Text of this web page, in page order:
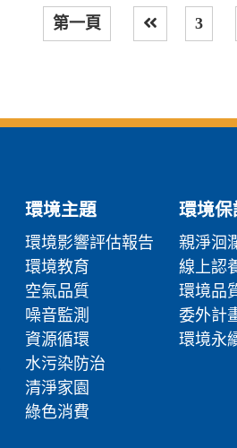
第一頁
上一頁
3
環境主題
環境影響評估報告
環境教育
空氣品質
噪音監測
資源循環
水污染防治
清淨家園
綠色消費
環境保
親淨洄
線上認
環境品
委外計
環境永